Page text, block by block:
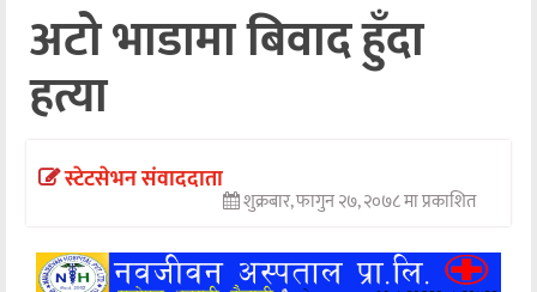
अन्तराष्ट्रिय
अन्तर्वार्ता
अर्थ
खेलकुद
अन्य
अटो भाडामा बिवाद हुँदा
हत्या
स्टेटसेभन संवाददाता
शुक्रबार, फागुन २७, २०७८ मा प्रकाशित